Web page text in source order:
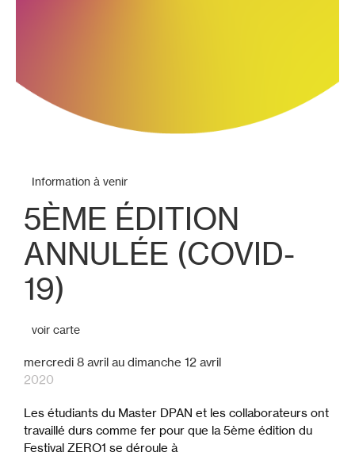
Information à venir
5ÈME ÉDITION
ANNULÉE (COVID-
19)
voir carte
mercredi 8 avril au dimanche 12 avril
2020
Les étudiants du Master DPAN et les collaborateurs ont
travaillé durs comme fer pour que la 5ème édition du
Festival ZERO1 se déroule à